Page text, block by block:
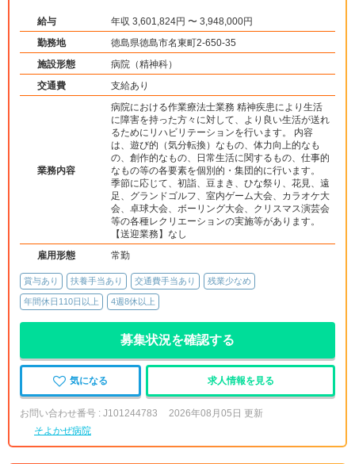
給与
年収 3,601,824円 〜 3,948,000円
勤務地
徳島県徳島市名東町2-650-35
施設形態
病院（精神科）
交通費
支給あり
業務内容
病院における作業療法士業務 精神疾患により生活
に障害を持った方々に対して、より良い生活が送れ
るためにリハビリテーションを行います。 内容
は、遊び的（気分転換）なもの、体力向上的なも
の、創作的なもの、日常生活に関するもの、仕事的
なもの等の各要素を個別的・集団的に行います。
季節に応じて、初詣、豆まき、ひな祭り、花見、遠
足、グランドゴルフ、室内ゲーム大会、カラオケ大
会、卓球大会、ボーリング大会、クリスマス演芸会
等の各種レクリエーションの実施等があります。
【送迎業務】なし
雇用形態
常勤
賞与あり 扶養手当あり 交通費手当あり 残業少なめ
年間休日110日以上 4週8休以上
募集状況を確認する
気になる 求人情報を見る
お問い合わせ番号 : J101244783
2026年08月05日 更新
そよかぜ病院